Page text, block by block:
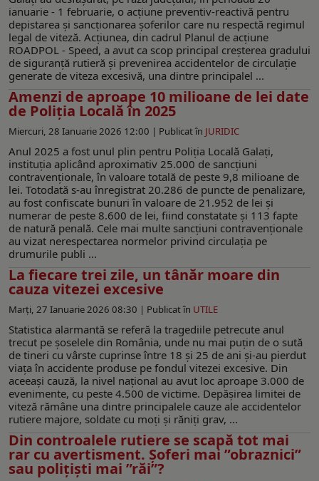
ianuarie - 1 februarie, o acțiune preventiv-reactivă pentru
depistarea și sancționarea șoferilor care nu respectă regimul
legal de viteză. Acțiunea, din cadrul Planul de acțiune
ROADPOL - Speed, a avut ca scop principal creșterea gradului
de siguranță rutieră și prevenirea accidentelor de circulație
generate de viteza excesivă, una dintre principalel ...
Amenzi de aproape 10 milioane de lei date
de Poliția Locală în 2025
Miercuri, 28 Ianuarie 2026 12:00 | Publicat în JURIDIC
Anul 2025 a fost unul plin pentru Poliția Locală Galați,
instituția aplicând aproximativ 25.000 de sancțiuni
contravenționale, în valoare totală de peste 9,8 milioane de
lei. Totodată s-au înregistrat 20.286 de puncte de penalizare,
au fost confiscate bunuri în valoare de 21.952 de lei și
numerar de peste 8.600 de lei, fiind constatate și 113 fapte
de natură penală. Cele mai multe sancțiuni contravenționale
au vizat nerespectarea normelor privind circulația pe
drumurile publi ...
La fiecare trei zile, un tânăr moare din
cauza vitezei excesive
Marți, 27 Ianuarie 2026 08:30 | Publicat în UTILE
Statistica alarmantă se referă la tragediile petrecute anul
trecut pe șoselele din România, unde nu mai puțin de o sută
de tineri cu vârste cuprinse între 18 și 25 de ani și-au pierdut
viața în accidente produse pe fondul vitezei excesive. Din
aceeași cauză, la nivel național au avut loc aproape 3.000 de
evenimente, cu peste 4.500 de victime. Depășirea limitei de
viteză rămâne una dintre principalele cauze ale accidentelor
rutiere majore, soldate cu moți și răniți grav, ...
Din controalele rutiere se scapă tot mai
rar cu avertisment. Șoferi mai ”obraznici”
sau polițiști mai ”răi”?